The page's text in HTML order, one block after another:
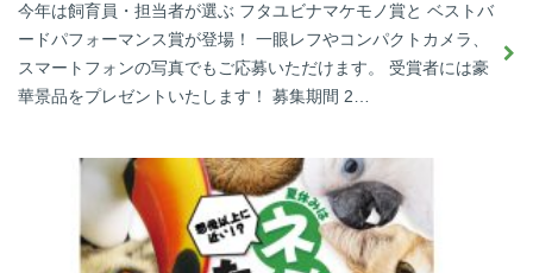
今年は飼育員・担当者が選ぶ フタユビナマケモノ賞と ベストバ
ードパフォーマンス賞が登場！ 一眼レフやコンパクトカメラ、
スマートフォンの写真でもご応募いただけます。 受賞者には豪
華景品をプレゼントいたします！ 募集期間 2…